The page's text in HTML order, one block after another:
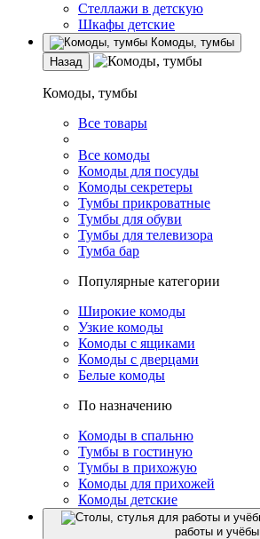
Стеллажи в детскую
Шкафы детские
Комоды, тумбы
Назад
Комоды, тумбы
Все товары
Все комоды
Комоды для посуды
Комоды секретеры
Тумбы прикроватные
Тумбы для обуви
Тумбы для телевизора
Тумба бар
Популярные категории
Широкие комоды
Узкие комоды
Комоды с ящиками
Комоды с дверцами
Белые комоды
По назначению
Комоды в спальню
Тумбы в гостиную
Тумбы в прихожую
Комоды для прихожей
Комоды детские
работы и учёбы